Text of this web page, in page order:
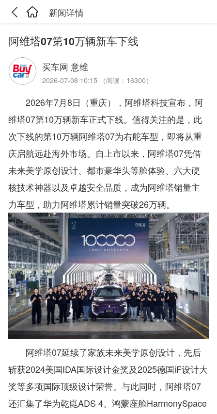
新闻详情
阿维塔07第10万辆新车下线
买车网 意维
2026-07-08 10:15 （阅读：16300）
2026年7月8日（重庆），阿维塔科技宣布，阿
维塔07第10万辆新车正式下线。值得关注的是，此
次下线的第10万辆阿维塔07为右舵车型，即将从重
庆启航远赴海外市场。自上市以来，阿维塔07凭借
未来美学原创设计、都市豪华头等舱体验、六大硬
核技术神器以及卓越安全品质，成为阿维塔销量主
力车型，助力阿维塔累计销量突破26万辆。
阿维塔07延续了家族未来美学原创设计，先后
斩获2024美国IDA国际设计金奖及2025德国iF设计大
奖等多项国际顶级设计荣誉。与此同时，阿维塔07
还汇集了华为乾崑ADS 4、鸿蒙座舱HarmonySpace